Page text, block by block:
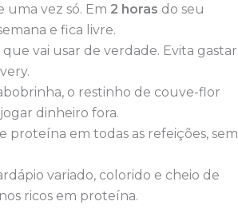
uma vez só. Em 2 horas do seu
e fica livre.
que vai usar de verdade. Evita gastar
o restinho de couve-flor
dinheiro fora.
proteína em todas as refeições, sem
variado, colorido e cheio de
ricos em proteína.